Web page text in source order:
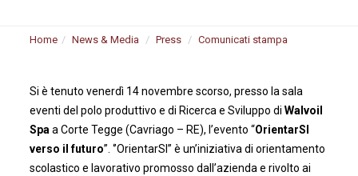
Home News & Media Press Comunicati stampa
Si è tenuto venerdì 14 novembre scorso, presso la sala
eventi del polo produttivo e di Ricerca e Sviluppo di Walvoil
Spa a Corte Tegge (Cavriago – RE), l’evento “OrientarSI
verso il futuro”. ‘’OrientarSI’’ è un’iniziativa di orientamento
scolastico e lavorativo promosso dall’azienda e rivolto ai